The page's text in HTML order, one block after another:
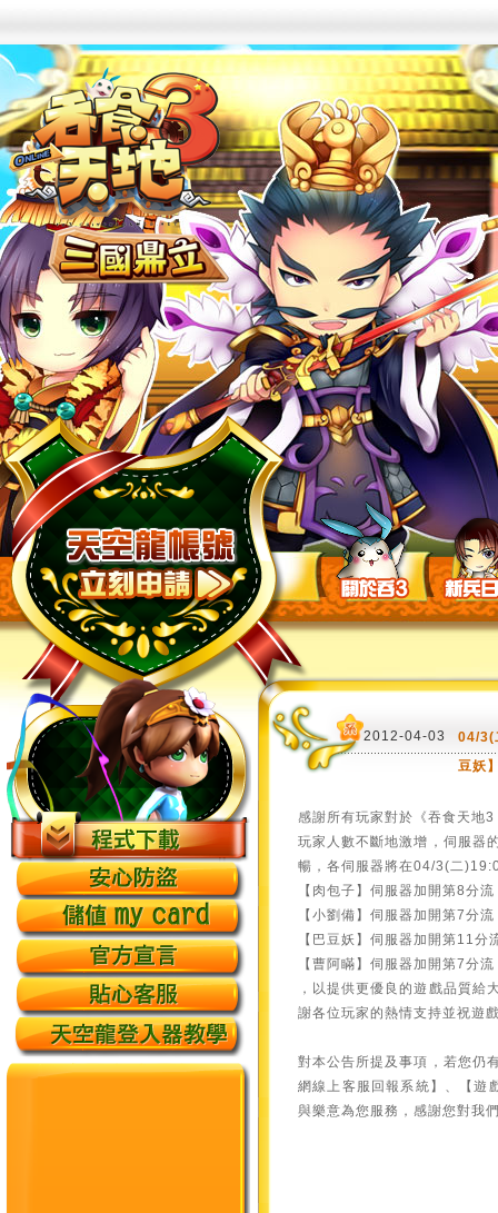
2012-04-03
04/3(
豆妖
感謝所有玩家對於《吞食天地
玩家人數不斷地激增，伺服器
暢，各伺服器將在04/3(二
【肉包子】伺服器加開第8分流
【小劉備】伺服器加開第7分流
【巴豆妖】伺服器加開第11分
【曹阿瞞】伺服器加開第7分流
，以提供更優良的遊戲品質給
謝各位玩家的熱情支持並祝遊
對本公告所提及事項，若您仍
網線上客服回報系統】、【遊
與樂意為您服務，感謝您對